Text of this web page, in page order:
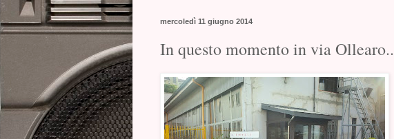
mercoledì 11 giugno 2014
In questo momento in via Ollearo..